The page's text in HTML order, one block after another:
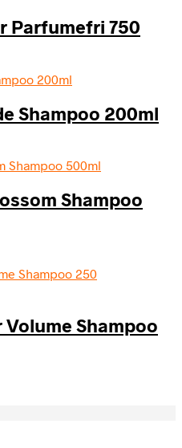
Parfumefri 750
kr..
Shampoo 200ml
Shampoo
Shampoo